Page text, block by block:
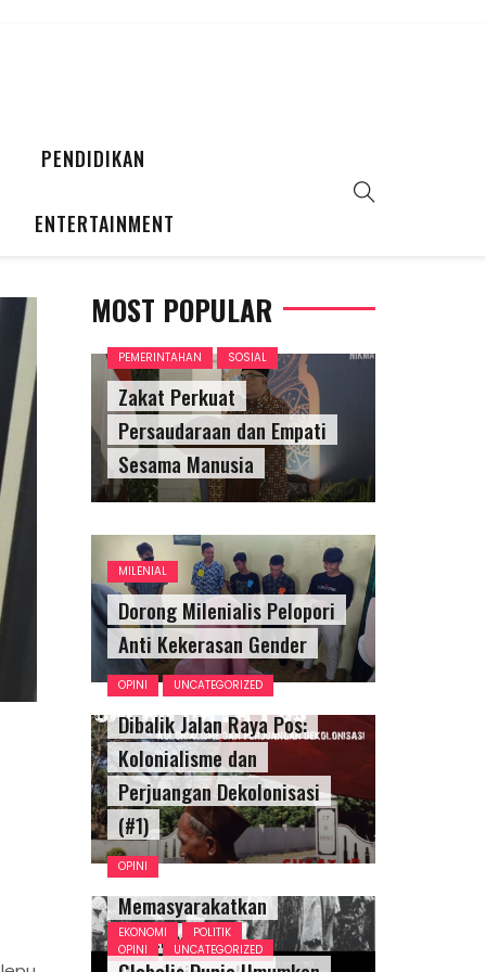
PENDIDIKAN
ENTERTAINMENT
MOST POPULAR
PEMERINTAHAN SOSIAL
Zakat Perkuat
Persaudaraan dan Empati
Sesama Manusia
MILENIAL
Dorong Milenialis Pelopori
Anti Kekerasan Gender
OPINI UNCATEGORIZED
Dibalik Jalan Raya Pos:
Kolonialisme dan
Perjuangan Dekolonisasi
(#1)
OPINI
Memasyarakatkan
Keistimewaan,
OPINI UNCATEGORIZED
EKONOMI POLITIK